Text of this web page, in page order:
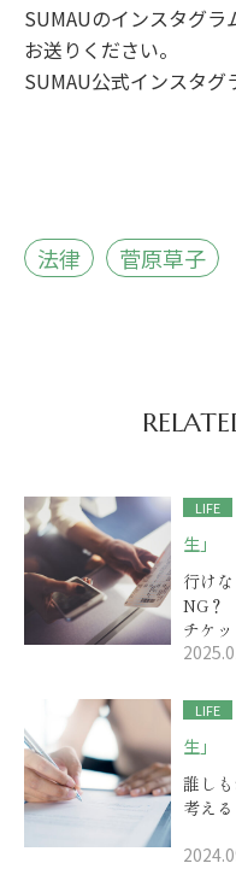
SUMAUのインスタグ
お送りください。
SUMAU公式インスタグ
法律 菅原草子
LIFE
生」
行け
NG？
チケ
LIFE
生」
誰し
考える